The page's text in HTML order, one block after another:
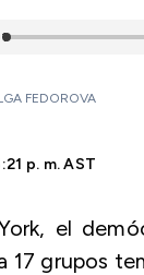
FEDOROVA
p. m. AST
el
17 grupos